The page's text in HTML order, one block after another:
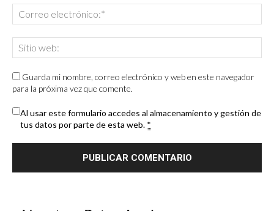
Guarda mi nombre, correo electrónico y web en este navegador
para la próxima vez que comente.
Al usar este formulario accedes al almacenamiento y gestión de
tus datos por parte de esta web. *